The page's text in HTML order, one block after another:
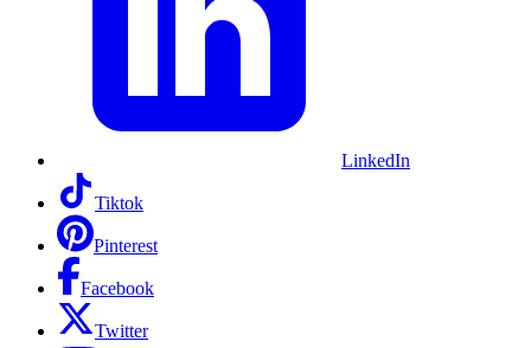
LinkedIn
Tiktok
Pinterest
Facebook
Twitter